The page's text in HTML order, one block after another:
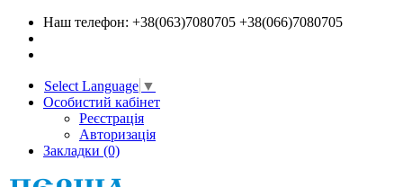
Наш телефон: +38(063)7080705 +38(066)7080705
Select Language ▼
Особистий кабінет
Реєстрація
Авторизація
Закладки (0)